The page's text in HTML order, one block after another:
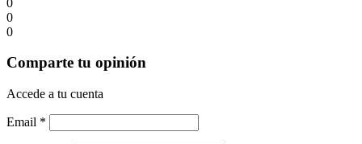
0
0
Comparte tu opinión
Accede a tu cuenta
Email *